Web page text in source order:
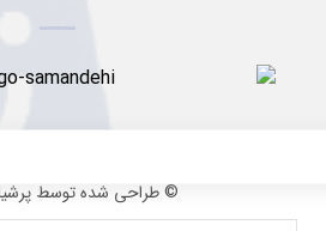
© طراحی شده توسط